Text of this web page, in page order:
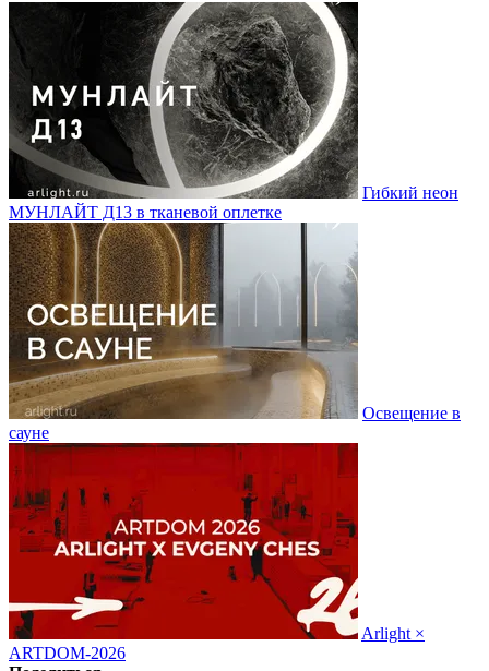
Гибкий неон
МУНЛАЙТ Д13 в тканевой оплетке
Освещение в
сауне
Arlight ×
ARTDOM-2026